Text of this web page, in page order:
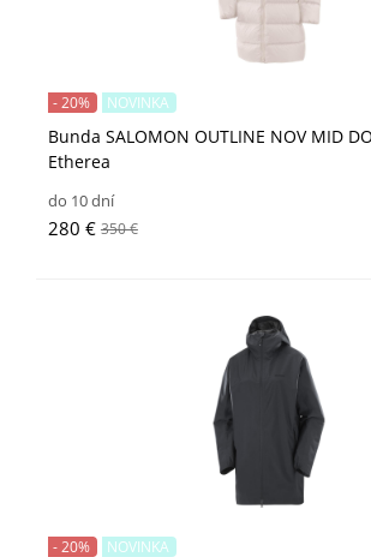
Bunda SALOMON OUTLINE NOV MID
Etherea
- 20% NOVINKA
do 10 dní
280 € 350 €
- 20% NOVINKA